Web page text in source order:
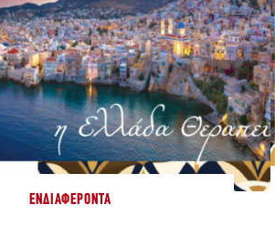
ΕΝΔΙΑΦΈΡΟΝΤΑ